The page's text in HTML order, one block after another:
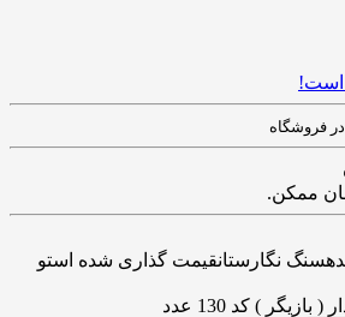
است!
فروشگاه
ممکن.
نگارستانقیمت گذاری شده استو
) کد 130 عدد